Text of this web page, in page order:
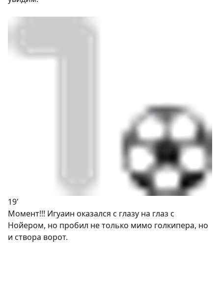
19'
Момент!!! Игуаин оказался с глазу на глаз с
Нойером, но пробил не только мимо голкипера, но
и створа ворот.